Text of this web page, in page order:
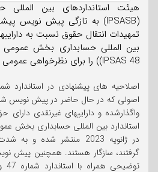
هیئت استانداردهای بین
تمهیدات انتقال حقوق نسبت به
IPSAS 48)) را برای نظرخواهی عمومی منتشر کرد.
واگذارشده و داراییهای غیرنقدی دارای
در ژانویه 2023 منتشر شده